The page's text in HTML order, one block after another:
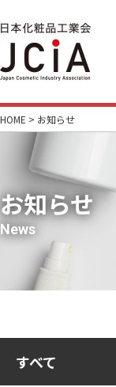
HOME > お知らせ
お知らせ
News
すべて